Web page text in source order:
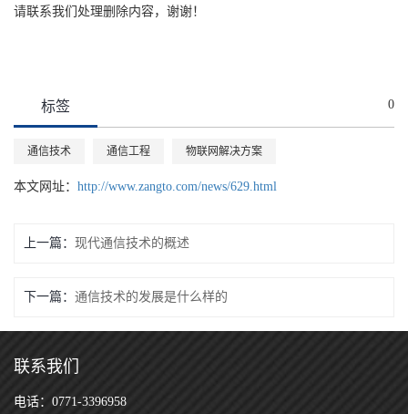
请联系我们处理删除内容，谢谢！
标签 0
通信技术 通信工程 物联网解决方案
本文网址： http://www.zangto.com/news/629.html
上一篇： 现代通信技术的概述
下一篇： 通信技术的发展是什么样的
联系我们
电话：0771-3396958